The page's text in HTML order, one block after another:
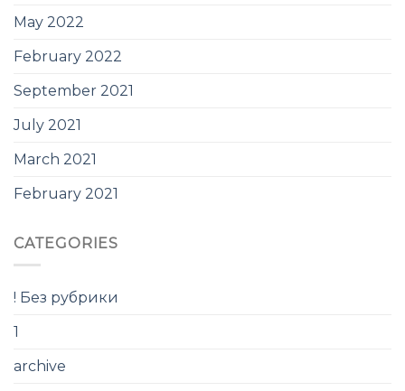
May 2022
February 2022
September 2021
July 2021
March 2021
February 2021
CATEGORIES
! Без рубрики
1
archive